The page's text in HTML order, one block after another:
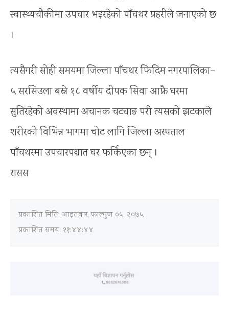
स्वास्थ्यचौकीमा उपचार भइरहेको पाँचथर प्रहरीले जनाएको छ
।
त्यसैगरी सोही समयमा जिल्ला पाँचथर फिदिम नगरपालिका–
५ सरसिउला बस्ने १८ वर्षीय दीपक सिवा आफ्नै घरमा
सुतिरहेको अवस्थामा अचानक चट्याङ परी त्यसको झटकाले
शरीरको विभिन्न भागमा चोट लागि जिल्ला अस्पताल
पाँचथरमा उपचारपश्चात घर फर्किएका छन् ।
रासस
प्रकाशित मिति: आइतबार, फाल्गुण ०५, २०७५
प्रकाशित समय: ११:४४:४४